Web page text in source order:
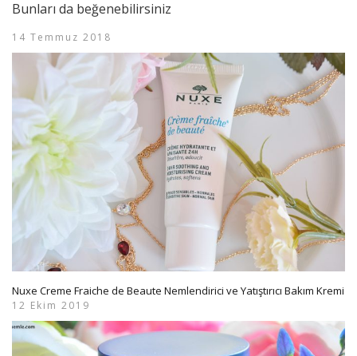
Bunları da beğenebilirsiniz
14 Temmuz 2018
Nuxe Creme Fraiche de Beaute Nemlendirici ve Yatıştırıcı Bakım Kremi
12 Ekim 2019